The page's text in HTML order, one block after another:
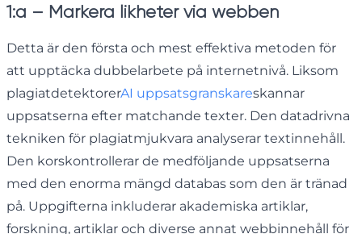
1:a – Markera likheter via webben
Detta är den första och mest effektiva metoden för
att upptäcka dubbelarbete på internetnivå. Liksom
plagiatdetektorerAI uppsatsgranskareskannar
uppsatserna efter matchande texter. Den datadrivna
tekniken för plagiatmjukvara analyserar textinnehåll.
Den korskontrollerar de medföljande uppsatserna
med den enorma mängd databas som den är tränad
på. Uppgifterna inkluderar akademiska artiklar,
forskning, artiklar och diverse annat webbinnehåll för